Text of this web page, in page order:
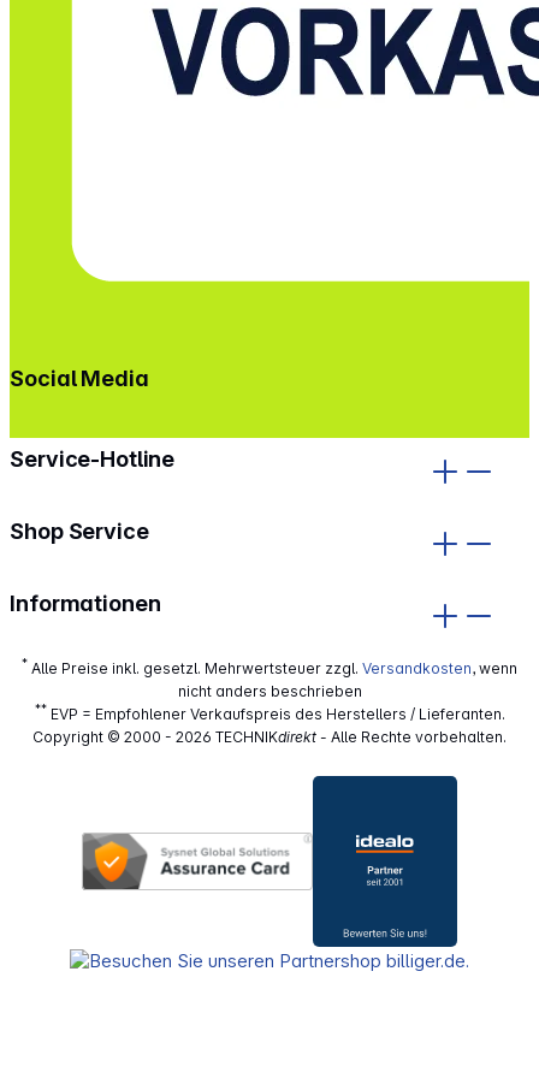
Service-Hotline
Shop Service
Informationen
Social Media
* Alle Preise inkl. gesetzl. Mehrwertsteuer zzgl. Versandkosten, wenn
nicht anders beschrieben
**EVP = Empfohlener Verkaufspreis des Herstellers / Lieferanten.
Copyright © 2000 - 2026 TECHNIKdirekt - Alle Rechte vorbehalten.